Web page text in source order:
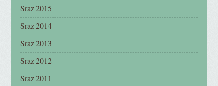
Sraz 2015
Sraz 2014
Sraz 2013
Sraz 2012
Sraz 2011